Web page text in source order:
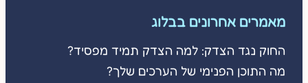
מאמרים אחרונים בבלוג
החוק נגד הצדק: למה הצדק תמיד מפסיד?
מה התוכן הפנימי של הערכים שלך?